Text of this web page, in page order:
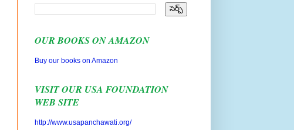
OUR BOOKS ON AMAZON
Buy our books on Amazon
VISIT OUR USA FOUNDATION
WEB SITE
http://www.usapanchawati.org/